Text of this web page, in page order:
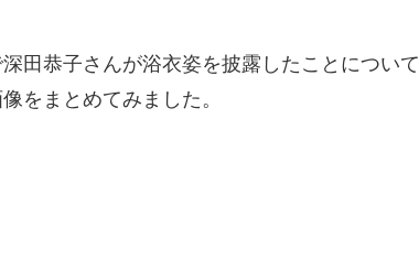
田恭子さんが浴衣姿を披露したことについて
をまとめてみました。